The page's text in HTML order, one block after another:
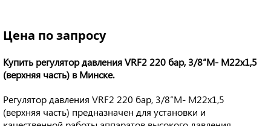
Цена по запросу
Купить регулятор давления VRF2 220 бар, 3/8″М- M22x1,5
(верхняя часть) в Минске.
Регулятор давления VRF2 220 бар, 3/8″М- M22x1,5
(верхняя часть) предназначен для установки и